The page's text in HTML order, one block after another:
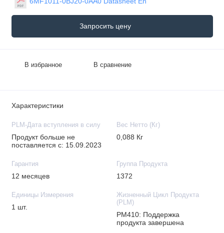
Запросить цену
В избранное В сравнение
Характеристики
PLM-Дата вступления в силу
Продукт больше не
поставляется с: 15.09.2023
Вес Нетто (Кг)
0,088 Кг
Гарантия
12 месяцев
Группа Продукта
1372
Единицы Измерения
1 шт.
Жизненный Цикл Продукта
(PLM)
PM410: Поддержка
продукта завершена